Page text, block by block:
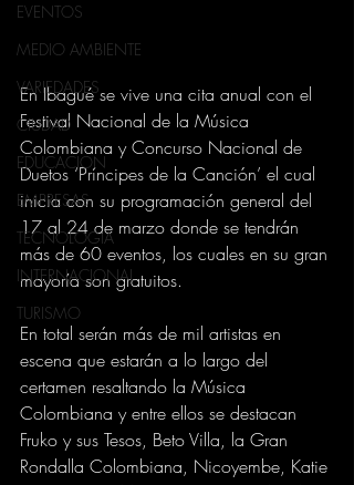
EVENTOS
MEDIO AMBIENTE
VARIEDADES
CIUDAD
EDUCACION
EMPRESAS
TECNOLOGIA
INTERNACIONAL
TURISMO
En Ibagué se vive una cita anual con el
Festival Nacional de la Música
Colombiana y Concurso Nacional de
Duetos ‘Príncipes de la Canción’ el cual
inicia con su programación general del
17 al 24 de marzo donde se tendrán
más de 60 eventos, los cuales en su gran
mayoría son gratuitos.
En total serán más de mil artistas en
escena que estarán a lo largo del
certamen resaltando la Música
Colombiana y entre ellos se destacan
Fruko y sus Tesos, Beto Villa, la Gran
Rondalla Colombiana, Nicoyembe, Katie